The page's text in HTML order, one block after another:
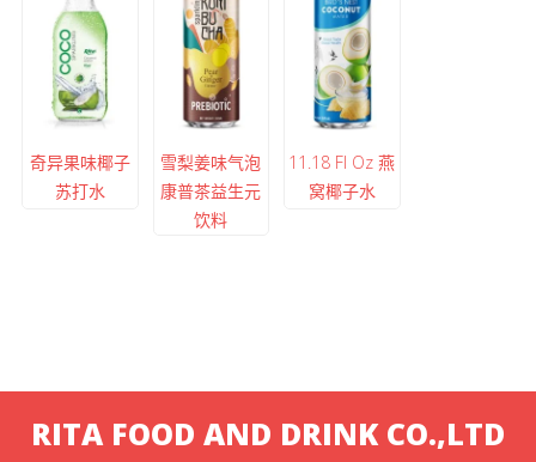
奇异果味椰子
苏打水
雪梨姜味气泡
康普茶益生元
饮料
11.18 Fl Oz 燕
窝椰子水
RITA FOOD AND DRINK CO.,LTD